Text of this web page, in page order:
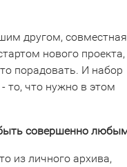
другом, совместная
нового
порадовать. И набор
то, что нужно в этом
совершенно
из личного архива,